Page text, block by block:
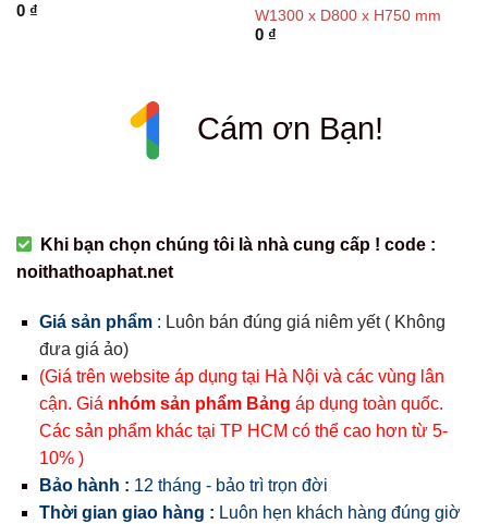
0 ₫ W1300 x D800 x H750 mm
0 ₫
Cám ơn Bạn!
Khi bạn chọn chúng tôi là nhà cung cấp ! code :
noithathoaphat.net
Giá sản phẩm: Luôn bán đúng giá niêm yết ( Không
đưa giá ảo)
(Giá trên website áp dụng tại Hà Nội và các vùng lân
cận. Giá nhóm sản phẩm Bảng áp dụng toàn quốc.
Các sản phẩm khác tại TP HCM có thể cao hơn từ 5-
10% )
Bảo hành : 12 tháng - bảo trì trọn đời
Thời gian giao hàng : Luôn hẹn khách hàng đúng giờ